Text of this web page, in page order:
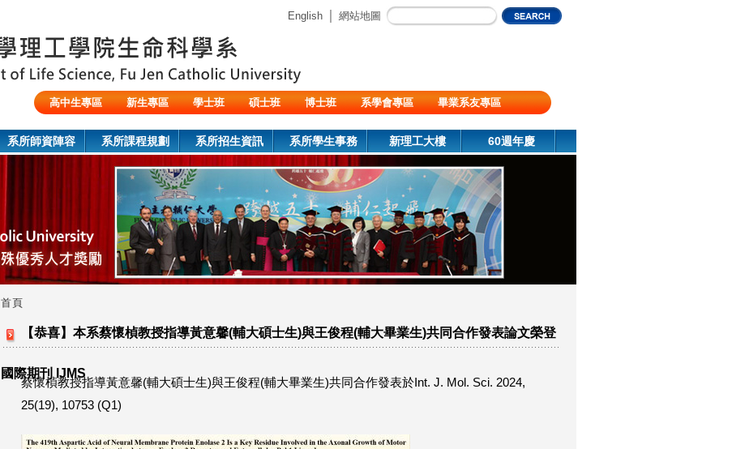
English 網站地圖
高中生專區 新生專區 學士班 碩士班 博士班 系學會專區
畢業系友專區
系所師資陣容 系所課程規劃 系所招生資訊 系所學生事務 新理工大樓 60週年慶
您
首頁
【恭喜】本系蔡懷楨教授指導黃意馨(輔大碩士生)與王俊程(輔大畢業生)共同合作發表論文榮登
國際期刊 IJMS
蔡懷楨教授指導黃意馨(輔大碩士生)與王俊程(輔大畢業生)共同合作發表於Int. J. Mol. Sci. 2024,
25(19), 10753 (Q1)